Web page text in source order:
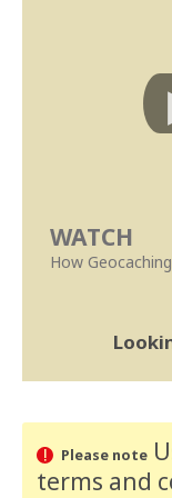
WATCH
How
Please note
terms and